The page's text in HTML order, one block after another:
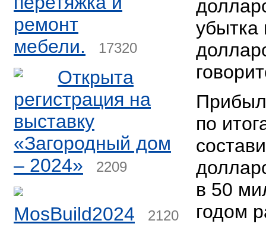
ремонт
мебели.
17320
Открыта
регистрация на
выставку
«Загородный дом
– 2024»
2209
MosBuild2024 2120
убытка
по
в 50
годом